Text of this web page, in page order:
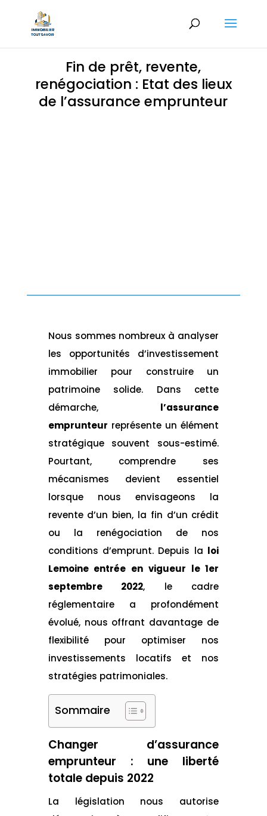
Fin de prêt, revente,
renégociation : Etat des lieux
de l’assurance emprunteur
Nous sommes nombreux à analyser
les opportunités d’investissement
immobilier pour construire un
patrimoine solide. Dans cette
démarche, l’assurance
emprunteur représente un élément
stratégique souvent sous-estimé.
Pourtant, comprendre ses
mécanismes devient essentiel
lorsque nous envisageons la
revente d’un bien, la fin d’un crédit
ou la renégociation de nos
conditions d’emprunt. Depuis la loi
Lemoine entrée en vigueur le 1er
septembre 2022, le cadre
réglementaire a profondément
évolué, nous offrant davantage de
flexibilité pour optimiser nos
investissements locatifs et nos
stratégies patrimoniales.
Sommaire
Changer d’assurance
emprunteur : une liberté
totale depuis 2022
La législation nous autorise